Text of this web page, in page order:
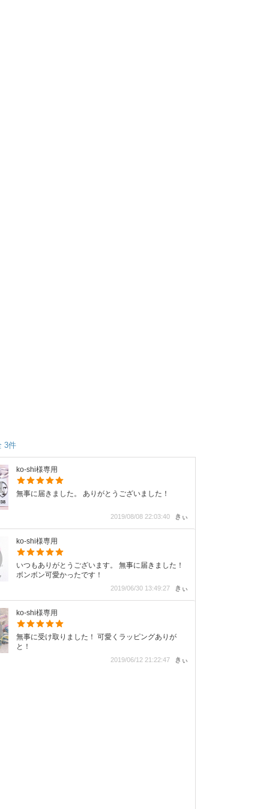
3件
ko-shi様専用
無事に届きました。 ありがとうございました！
きぃ
2019/08/08 22:03:40
ko-shi様専用
いつもありがとうございます。 無事に届きました！
ボンボン可愛かったです！
きぃ
2019/06/30 13:49:27
ko-shi様専用
無事に受け取りました！ 可愛くラッピングありが
と！
きぃ
2019/06/12 21:22:47